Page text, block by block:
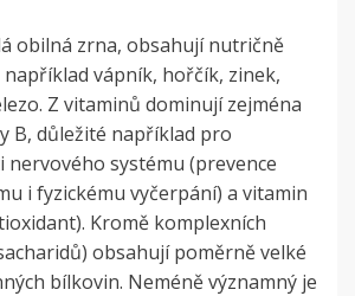
obilná zrna, obsahují nutričně
vápník, hořčík, zinek,
Z vitaminů dominují zejména
B, důležité například pro
systému (prevence
i fyzickému vyčerpání) a vitamin
Kromě komplexních
obsahují poměrně velké
bílkovin. Neméně významný je